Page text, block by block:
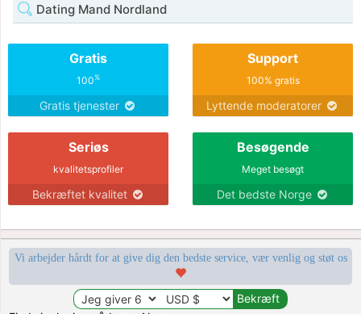
Dating Mand Nordland
Gratis
100%
Gratis tjenester
Support
100% gratis
Lyttende moderatorer
Seriøs
kvalitetsprofiler
Bekræftet kvalitet
Besøgende
Meget besøgt
Det bedste Norge
Vi arbejder hårdt for at give dig den bedste service, vær venlig og støt os